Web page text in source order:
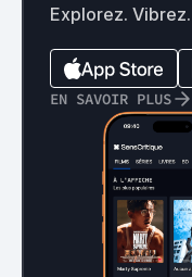
Explorez.
EN SAVOIR PLUS